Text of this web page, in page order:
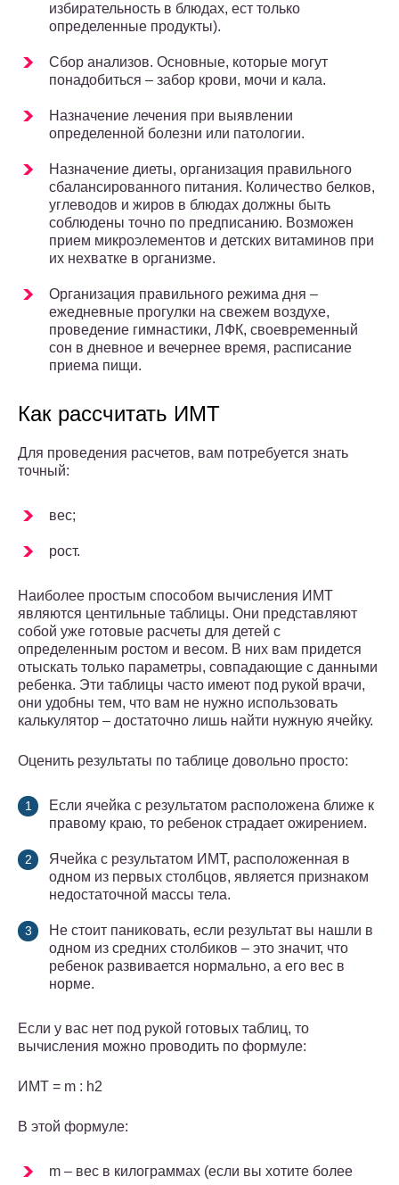
избирательность в блюдах, ест только
определенные продукты).
Сбор анализов. Основные, которые могут
понадобиться – забор крови, мочи и кала.
Назначение лечения при выявлении
определенной болезни или патологии.
Назначение диеты, организация правильного
сбалансированного питания. Количество белков,
углеводов и жиров в блюдах должны быть
соблюдены точно по предписанию. Возможен
прием микроэлементов и детских витаминов при
их нехватке в организме.
Организация правильного режима дня –
ежедневные прогулки на свежем воздухе,
проведение гимнастики, ЛФК, своевременный
сон в дневное и вечернее время, расписание
приема пищи.
Как рассчитать ИМТ
Для проведения расчетов, вам потребуется знать
точный:
вес;
рост.
Наиболее простым способом вычисления ИМТ
являются центильные таблицы. Они представляют
собой уже готовые расчеты для детей с
определенным ростом и весом. В них вам придется
отыскать только параметры, совпадающие с данными
ребенка. Эти таблицы часто имеют под рукой врачи,
они удобны тем, что вам не нужно использовать
калькулятор – достаточно лишь найти нужную ячейку.
Оценить результаты по таблице довольно просто:
Если ячейка с результатом расположена ближе к
правому краю, то ребенок страдает ожирением.
Ячейка с результатом ИМТ, расположенная в
одном из первых столбцов, является признаком
недостаточной массы тела.
Не стоит паниковать, если результат вы нашли в
одном из средних столбиков – это значит, что
ребенок развивается нормально, а его вес в
норме.
Если у вас нет под рукой готовых таблиц, то
вычисления можно проводить по формуле:
ИМТ = m : h2
В этой формуле:
m – вес в килограммах (если вы хотите более